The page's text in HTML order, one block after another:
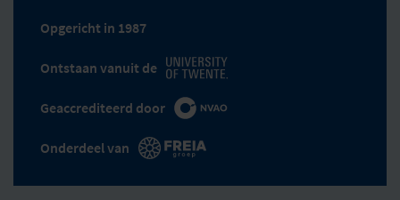
Opgericht in 1987
Ontstaan vanuit de
Geaccrediteerd door
Onderdeel van